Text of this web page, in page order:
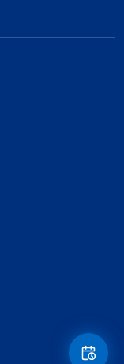
Floating
Contact